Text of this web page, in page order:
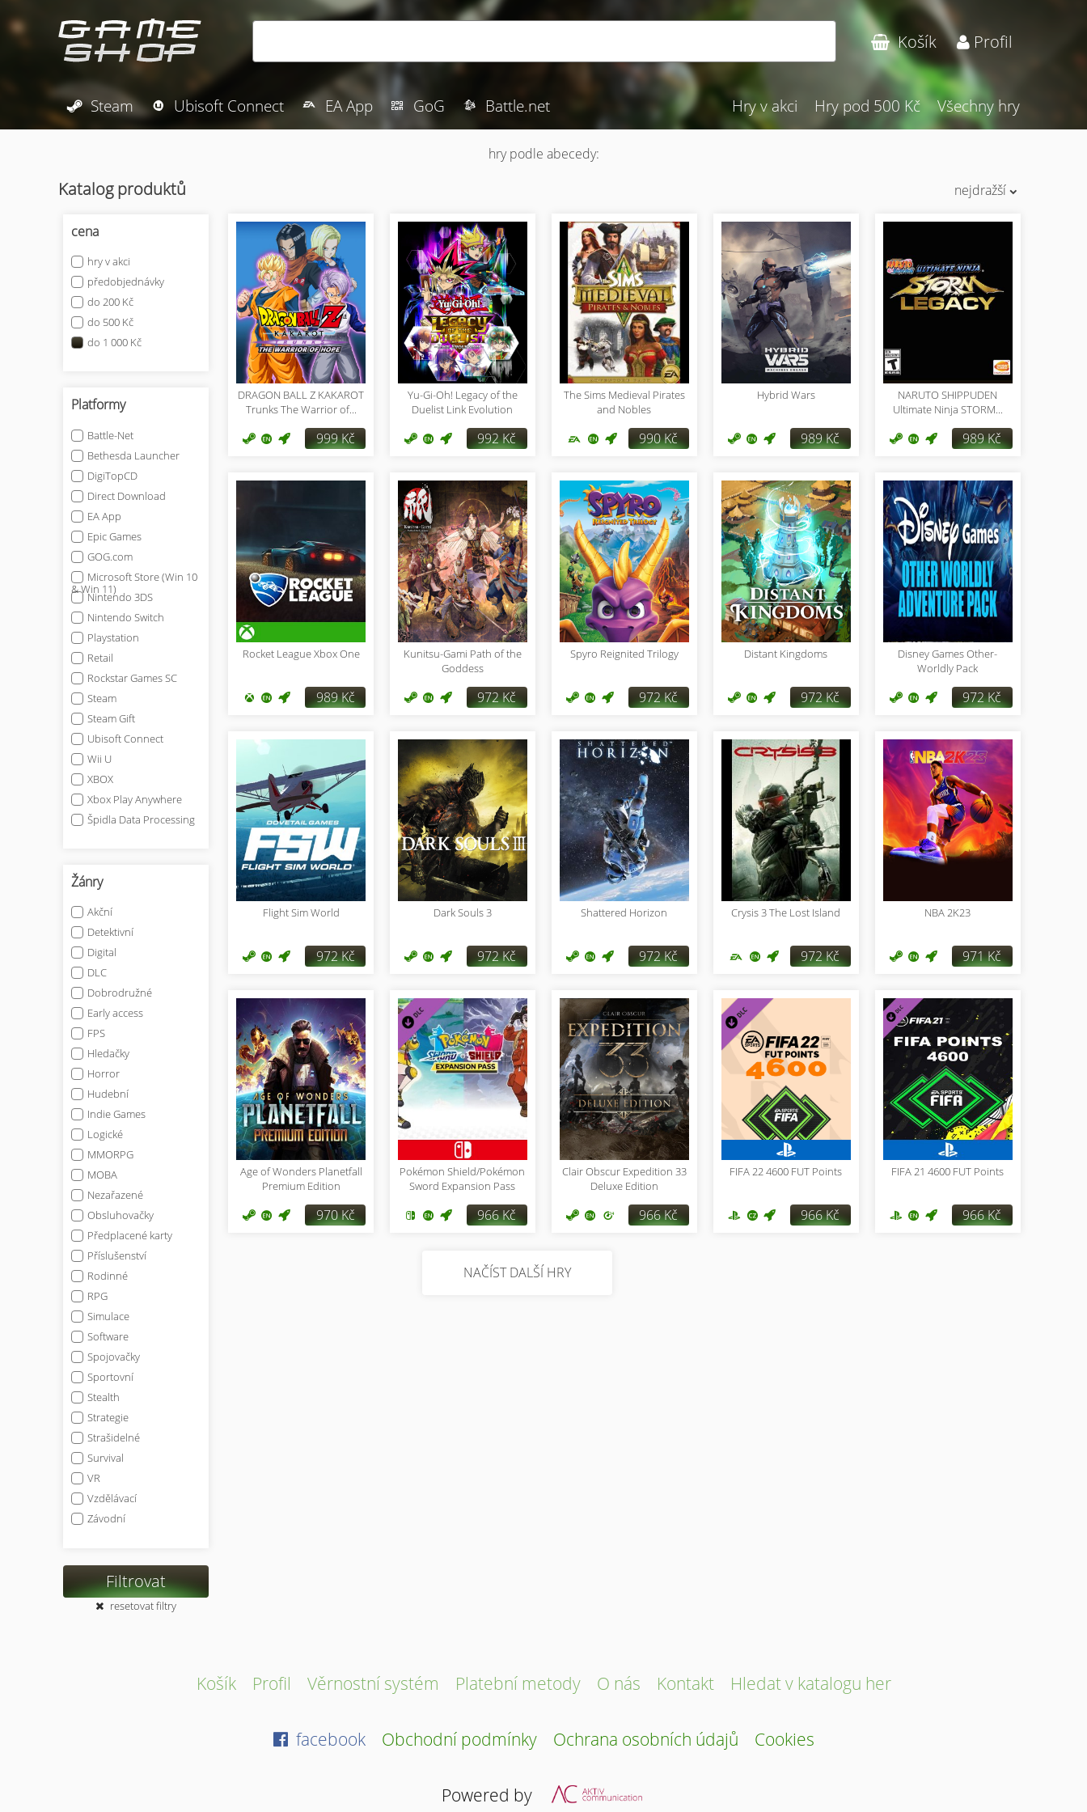
Košík Profil
Steam Ubisoft Connect EA App GoG Battle.net Hry v akci Hry pod 500 Kč Všechny hry
hry podle abecedy:
Katalog produktů nejdražší
cena
hry v akci
předobjednávky
do 200 Kč
do 500 Kč
do 1 000 Kč
Platformy
Battle-Net
Bethesda Launcher
DigiTopCD
Direct Download
EA App
Epic Games
GOG.com
Microsoft Store (Win 10
& Win 11)
Nintendo 3DS
Nintendo Switch
Playstation
Retail
Rockstar Games SC
Steam
Steam Gift
Ubisoft Connect
Wii U
XBOX
Xbox Play Anywhere
Špidla Data Processing
Žánry
Akční
Detektivní
Digital
DLC
Dobrodružné
Early access
FPS
Hledačky
Horror
Hudební
Indie Games
Logické
MMORPG
MOBA
Nezařazené
Obsluhovačky
Předplacené karty
Příslušenství
Rodinné
RPG
Simulace
Software
Spojovačky
Sportovní
Stealth
Strategie
Strašidelné
Survival
VR
Vzdělávací
Závodní
Filtrovat
resetovat filtry
DRAGON BALL Z KAKAROT
Trunks The Warrior of...
999 Kč
Yu-Gi-Oh! Legacy of the
Duelist Link Evolution
992 Kč
The Sims Medieval Pirates
and Nobles
990 Kč
Hybrid Wars
989 Kč
NARUTO SHIPPUDEN
Ultimate Ninja STORM...
989 Kč
Rocket League Xbox One
989 Kč
Kunitsu-Gami Path of the
Goddess
972 Kč
Spyro Reignited Trilogy
972 Kč
Distant Kingdoms
972 Kč
Disney Games Other-
Worldly Pack
972 Kč
Flight Sim World
972 Kč
Dark Souls 3
972 Kč
Shattered Horizon
972 Kč
Crysis 3 The Lost Island
972 Kč
NBA 2K23
971 Kč
Age of Wonders Planetfall
Premium Edition
970 Kč
Pokémon Shield/Pokémon
Sword Expansion Pass
966 Kč
Clair Obscur Expedition 33
Deluxe Edition
966 Kč
FIFA 22 4600 FUT Points
966 Kč
FIFA 21 4600 FUT Points
966 Kč
NAČÍST DALŠÍ HRY
Košík Profil Věrnostní systém Platební metody O nás Kontakt Hledat v katalogu her
facebook Obchodní podmínky Ochrana osobních údajů Cookies
Powered by